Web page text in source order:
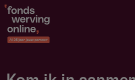
Overslaan
naar
de
gaan